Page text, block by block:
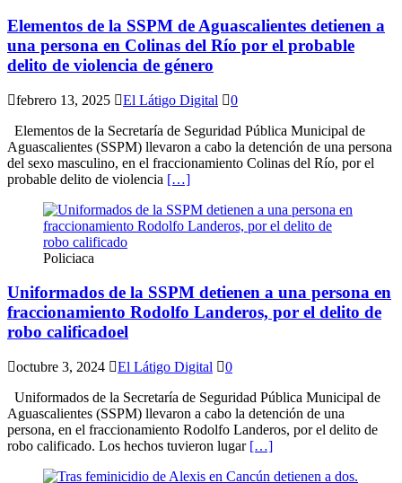
Elementos de la SSPM de Aguascalientes detienen a
una persona en Colinas del Río por el probable
delito de violencia de género
febrero 13, 2025 El Látigo Digital
0
Elementos de la Secretaría de Seguridad Pública Municipal de
Aguascalientes (SSPM) llevaron a cabo la detención de una persona
del sexo masculino, en el fraccionamiento Colinas del Río, por el
probable delito de violencia […]
Policiaca
Uniformados de la SSPM detienen a una persona en
fraccionamiento Rodolfo Landeros, por el delito de
robo calificadoel
octubre 3, 2024 El Látigo Digital
0
Uniformados de la Secretaría de Seguridad Pública Municipal de
Aguascalientes (SSPM) llevaron a cabo la detención de una
persona, en el fraccionamiento Rodolfo Landeros, por el delito de
robo calificado. Los hechos tuvieron lugar […]